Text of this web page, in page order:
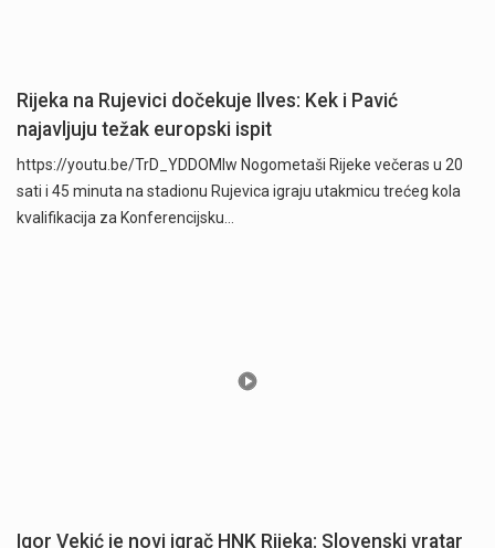
Rijeka na Rujevici dočekuje Ilves: Kek i Pavić
najavljuju težak europski ispit
https://youtu.be/TrD_YDDOMIw Nogometaši Rijeke večeras u 20
sati i 45 minuta na stadionu Rujevica igraju utakmicu trećeg kola
kvalifikacija za Konferencijsku…
Igor Vekić je novi igrač HNK Rijeka: Slovenski vratar